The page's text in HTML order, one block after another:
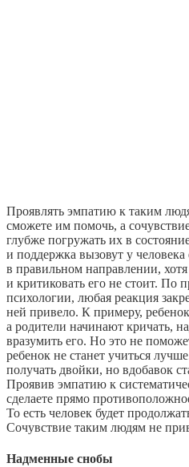
Проявлять эмпатию к таким
сможете им помочь, а
глубже погружать их в
и поддержка вызовут у
в правильном направлении,
и критиковать его не стоит. По
психологии, любая реакция
ней привело. К примеру,
а родители начинают кричать,
вразумить его. Но это не
ребенок не станет учиться
получать двойки, но вдобавок
Проявив эмпатию к
сделаете прямо
То есть человек будет
Сочувствие таким людям не
Надменные снобы